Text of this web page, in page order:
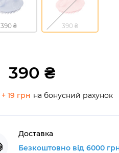
390 ₴ 390 ₴
390 ₴
+ 19 грн на бонусний рахунок
Доставка
Безкоштовно від 6000